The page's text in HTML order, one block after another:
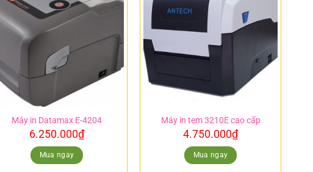
Máy in Datamax E-4204
6.250.000₫
Mua ngay
Máy in tem 3210E cao cấp
4.750.000₫
Mua ngay